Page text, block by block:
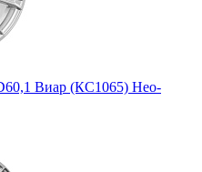
Виар (КС1065) Нео-